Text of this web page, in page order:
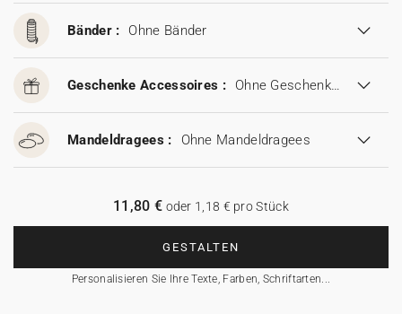
Bänder : Ohne Bänder
Geschenke Accessoires : Ohne Geschenke Accessoires
Mandeldragees : Ohne Mandeldragees
GESTALTEN
Personalisieren Sie Ihre Texte, Farben, Schriftarten...
11,80 € oder 1,18 € pro Stück